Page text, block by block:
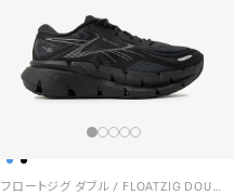
フロートジグ ダブル / FLOATZIG DOUBLE （ブラック/ブラック）